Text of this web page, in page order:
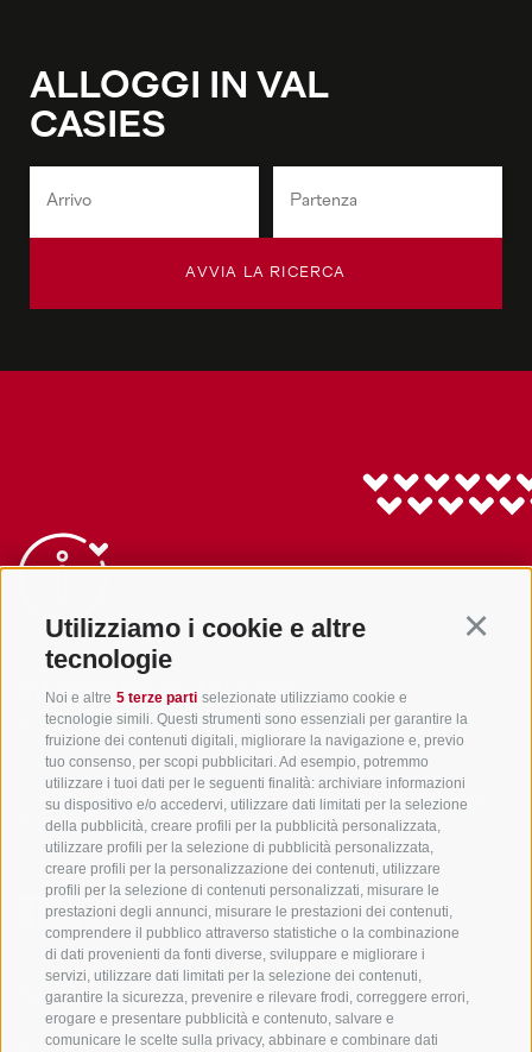
Utilizziamo i cookie e altre
tecnologie
Noi e altre 5 terze parti selezionate utilizziamo cookie e
tecnologie simili. Questi strumenti sono essenziali per garantire la
fruizione dei contenuti digitali, migliorare la navigazione e, previo
tuo consenso, per scopi pubblicitari. Ad esempio, potremmo
utilizzare i tuoi dati per le seguenti finalità: archiviare informazioni
su dispositivo e/o accedervi, utilizzare dati limitati per la selezione
della pubblicità, creare profili per la pubblicità personalizzata,
utilizzare profili per la selezione di pubblicità personalizzata,
creare profili per la personalizzazione dei contenuti, utilizzare
profili per la selezione di contenuti personalizzati, misurare le
prestazioni degli annunci, misurare le prestazioni dei contenuti,
comprendere il pubblico attraverso statistiche o la combinazione
di dati provenienti da fonti diverse, sviluppare e migliorare i
servizi, utilizzare dati limitati per la selezione dei contenuti,
garantire la sicurezza, prevenire e rilevare frodi, correggere errori,
erogare e presentare pubblicità e contenuto, salvare e
comunicare le scelte sulla privacy, abbinare e combinare dati
ALLOGGI IN VAL
CASIES
AVVIA LA RICERCA
info@gsieser-tal.com
+39 0474 978 436
Soc. coop. turistica Val Casies-Monguelfo-Tesido in Alto Adige
S. Martino 10a I-39030 Val Casies
Sempre informati e aggiornati!